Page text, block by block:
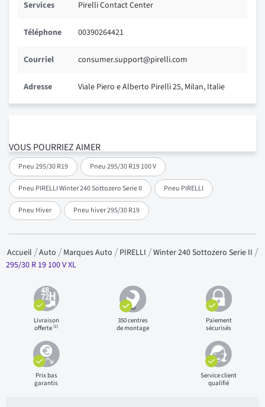
VOUS POURRIEZ AIMER
Pneu 295/30 R19 Pneu 295/30 R19 100 V
Pneu PIRELLI Winter 240 Sottozero Serie II Pneu PIRELLI
Pneu Hiver Pneu hiver 295/30 R19
Services Pirelli Contact Center
Téléphone 00390264421
Courriel consumer.support@pirelli.com
Adresse Viale Piero e Alberto Pirelli 25, Milan, Italie
Accueil Auto Marques Auto PIRELLI
Winter 240 Sottozero Serie II
295/30 R 19 100 V XL
Livraison
offerte(1)
350 centres
de montage
Paiement
sécurisés
Prix bas
garantis
Service client
qualifié